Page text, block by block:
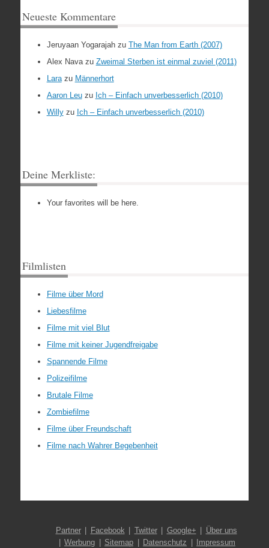
Neueste Kommentare
Jeruyaan Yogarajahzu The Man from Earth (2007)
Alex Navazu Zweimal Sterben ist einmal zuviel (2011)
Larazu Männerhort
Aaron Leuzu Ich – Einfach unverbesserlich (2010)
Willyzu Ich – Einfach unverbesserlich (2010)
Deine Merkliste:
Your favorites will be here.
Filmlisten
Filme über Mord
Liebesfilme
Filme mit viel Blut
Filme mit keiner Jugendfreigabe
Spannende Filme
Polizeifilme
Brutale Filme
Zombiefilme
Filme über Freundschaft
Filme nach Wahrer Begebenheit
Partner Facebook Twitter Google+
Über uns
Werbung
Sitemap Datenschutz Impressum